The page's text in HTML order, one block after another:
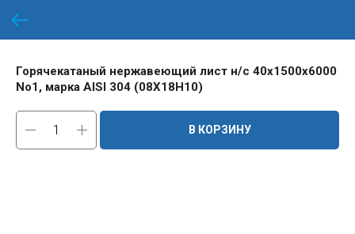
Горячекатаный нержавеющий лист н/с 40х1500х6000
No1, марка AISI 304 (08Х18Н10)
В КОРЗИНУ